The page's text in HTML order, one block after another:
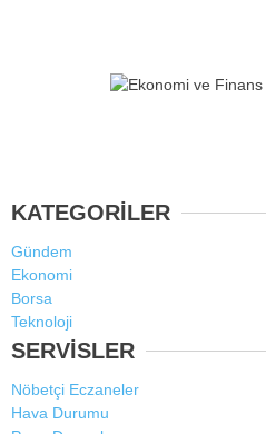
KATEGORİLER
Gündem
Ekonomi
Borsa
Teknoloji
SERVİSLER
Nöbetçi Eczaneler
Hava Durumu